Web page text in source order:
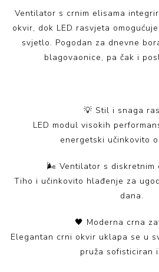
Ventilator s crnim elisama
okvir, dok LED rasvjeta
svjetlo. Pogodan za dnevne
blagovaonice, pa čak i
💡 Stil i snaga
LED modul visokih
energetski učinkovito
🌬️ Ventilator s diskretnim
Tiho i učinkovito hlađenje za
dana.
🖤 Moderna crna
Elegantan crni okvir uklapa se u
pruža sofisticiran